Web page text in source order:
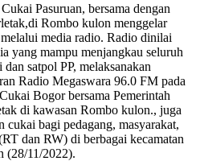
Pasuruan, bersama dengan
Rombo kulon menggelar
media radio. Radio dinilai
yang mampu menjangkau seluruh
satpol PP, melaksanakan
Radio Megaswara 96.0 FM pada
Bogor bersama Pemerintah
di kawasan Rombo kulon., juga
cukai bagi pedagang, masyarakat,
dan RW) di berbagai kecamatan
(28/11/2022).